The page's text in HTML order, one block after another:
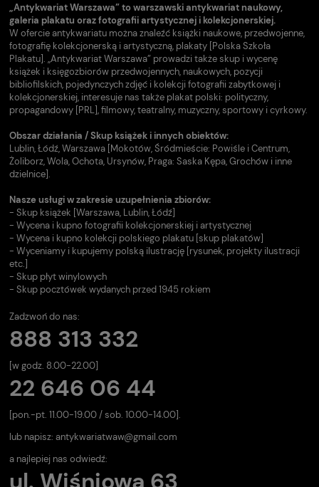
„Antykwariat Warszawa” to warszawski antykwariat naukowy,
galeria plakatu oraz fotografii artystycznej i kolekcjonerskiej.
W ofercie antykwariatu można znaleźć książki naukowe, przedwojenne,
fotografię kolekcjonerską i artystyczną, plakaty [Polska Szkoła
Plakatu]. „Antykwariat Warszawa” prowadzi także skup i wycenę
książek i księgozbiorów przedwojennych, naukowych, pozycji
bibliofilskich, pojedynczych zdjęć i kolekcji fotografii zabytkowej i
kolekcjonerskiej, interesuje nas także plakat polski: polityczny,
propagandowy [PRL], filmowy, teatralny, muzyczny, sportowy i cyrkowy.
Obszar działania / Skup książek i innych obiektów:
Lublin, Łódź, Warszawa [Mokotów, Śródmieście: Powiśle i Centrum,
Żoliborz, Wola, Ochota, Ursynów, Praga: Saska Kępa, Grochów i inne
dzielnice].
Nasze usługi w zakresie uzupełnienia zbiorów:
- Skup książek [Warszawa, Lublin, Łódź]
- Wycena i kupno fotografii kolekcjonerskiej i artystycznej
- Wycena i kupno kolekcji polskiego plakatu [skup plakatów]
- Wyceniamy i kupujemy polską ilustrację [rysunek, projekty ilustracji
etc.]
- Skup płyt winylowych
- Skup pocztówek wydanych przed 1945 rokiem
Zadzwoń do nas:
888 313 332
[w godz. 8.00-22.00]
22 646 06 44
[pon.-pt. 11.00-19.00 / sob. 10.00-14.00].
lub napisz: antykwariatwaw@gmail.com
a najlepiej nas odwiedź: